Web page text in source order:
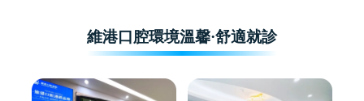
維港口腔環境溫馨·舒適就診